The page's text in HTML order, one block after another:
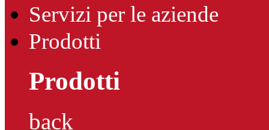
Servizi per le aziende
Prodotti
Prodotti
back